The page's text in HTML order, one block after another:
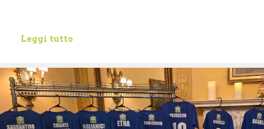
Leggi tutto